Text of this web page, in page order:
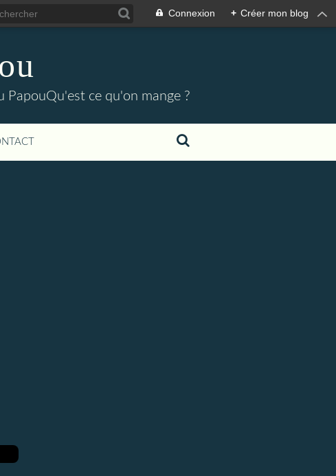
Connexion + Créer mon blog
PapouQu'est ce qu'on mange ?